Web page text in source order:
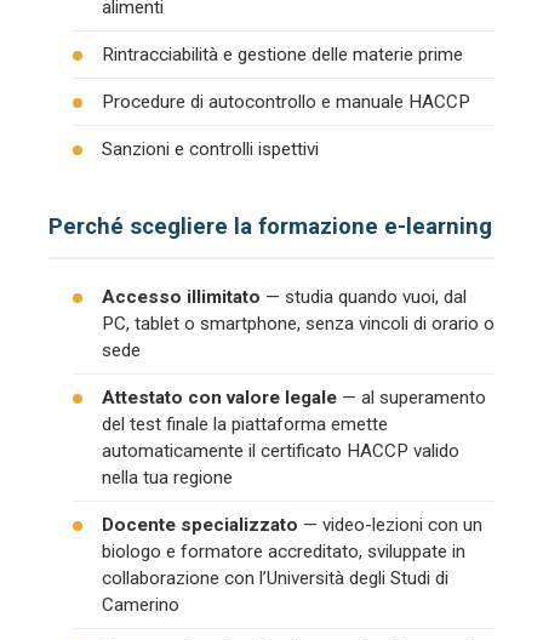
alimenti
Rintracciabilità e gestione delle materie prime
Procedure di autocontrollo e manuale HACCP
Sanzioni e controlli ispettivi
Perché scegliere la formazione e-learning
Accesso illimitato — studia quando vuoi, dal
PC, tablet o smartphone, senza vincoli di orario o
sede
Attestato con valore legale — al superamento
del test finale la piattaforma emette
automaticamente il certificato HACCP valido
nella tua regione
Docente specializzato — video-lezioni con un
biologo e formatore accreditato, sviluppate in
collaborazione con l’Università degli Studi di
Camerino